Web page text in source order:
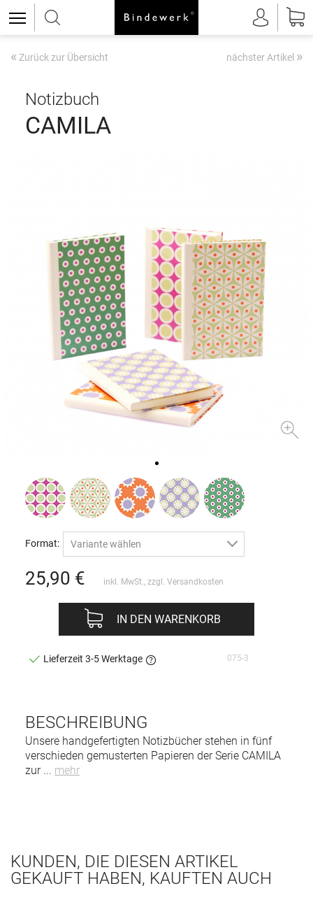
« Zurück zur Übersicht nächster Artikel »
Notizbuch
CAMILA
BESCHREIBUNG
Unsere handgefertigten Notizbücher stehen in fünf
verschieden gemusterten Papieren der Serie CAMILA
zur ... mehr
Format: Variante wählen
25,90 € inkl. MwSt., zzgl. Versandkosten
IN DEN WARENKORB
Lieferzeit 3-5 Werktage 075-3
KUNDEN, DIE DIESEN ARTIKEL
GEKAUFT HABEN, KAUFTEN AUCH